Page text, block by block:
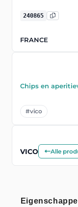
240865
FRANCE
Chips en
#vico
VICO Alle